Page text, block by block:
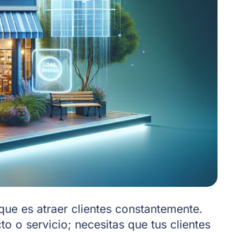
es atraer clientes constantemente.
o servicio; necesitas que tus clientes